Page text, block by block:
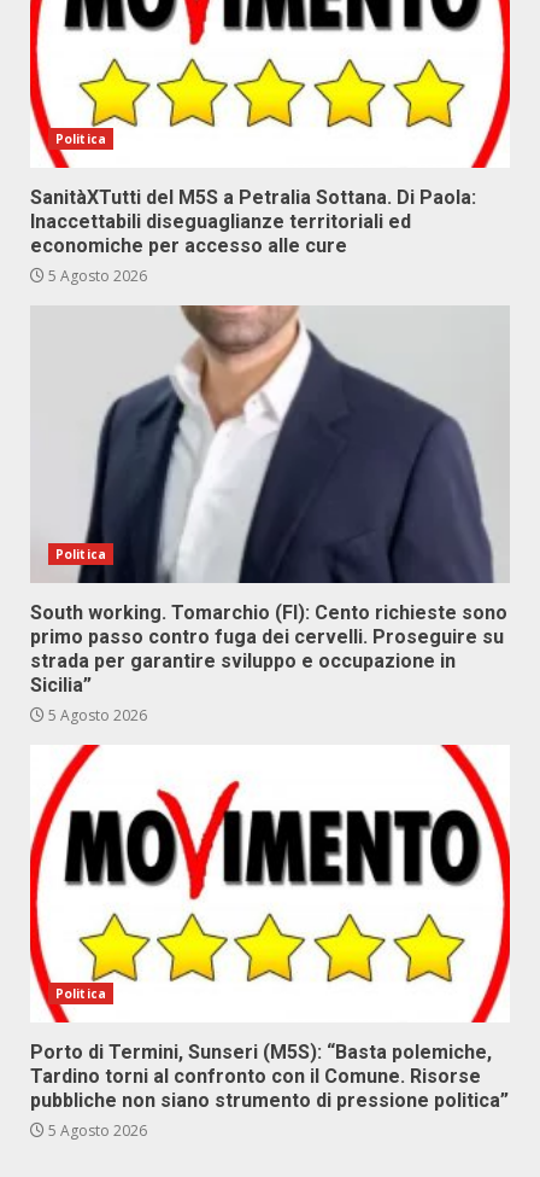
Politica
SanitàXTutti del M5S a Petralia Sottana. Di Paola:
Inaccettabili diseguaglianze territoriali ed
economiche per accesso alle cure
5 Agosto 2026
Politica
South working. Tomarchio (FI): Cento richieste sono
primo passo contro fuga dei cervelli. Proseguire su
strada per garantire sviluppo e occupazione in
Sicilia”
5 Agosto 2026
Politica
Porto di Termini, Sunseri (M5S): “Basta polemiche,
Tardino torni al confronto con il Comune. Risorse
pubbliche non siano strumento di pressione politica”
5 Agosto 2026